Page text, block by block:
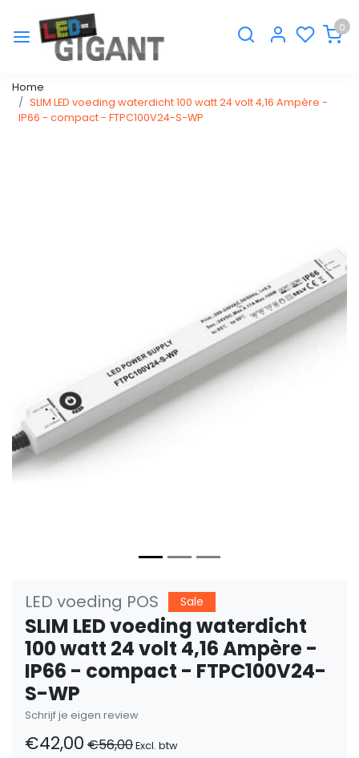
0
Home
SLIM LED voeding waterdicht 100 watt 24 volt 4,16 Ampère -
IP66 - compact - FTPC100V24-S-WP
LED voeding POS Sale
SLIM LED voeding waterdicht
100 watt 24 volt 4,16 Ampère -
IP66 - compact - FTPC100V24-
S-WP
Schrijf je eigen review
€42,00 €56,00Excl. btw